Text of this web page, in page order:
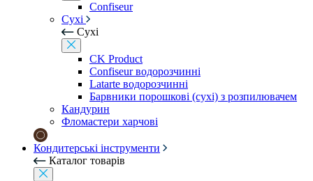
Confiseur
Сухі
Сухі
CK Product
Confiseur водорозчинні
Latarte водорозчинні
Барвники порошкові (сухі) з розпилювачем
Кандурин
Фломастери харчові
Кондитерські інструменти
Каталог товарів